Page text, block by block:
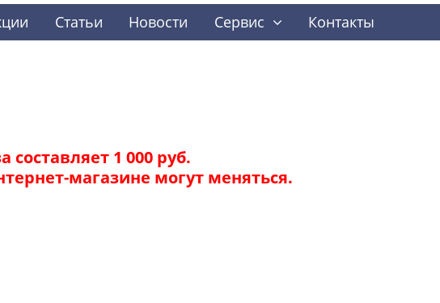
Статьи Новости Сервис Контакты
1 000 руб.
магазине могут меняться.